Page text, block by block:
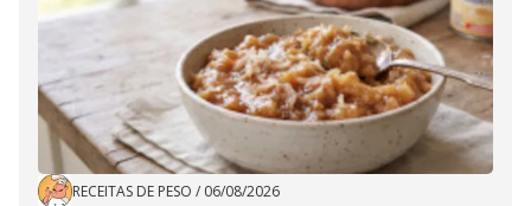
RECEITAS DE PESO / 06/08/2026